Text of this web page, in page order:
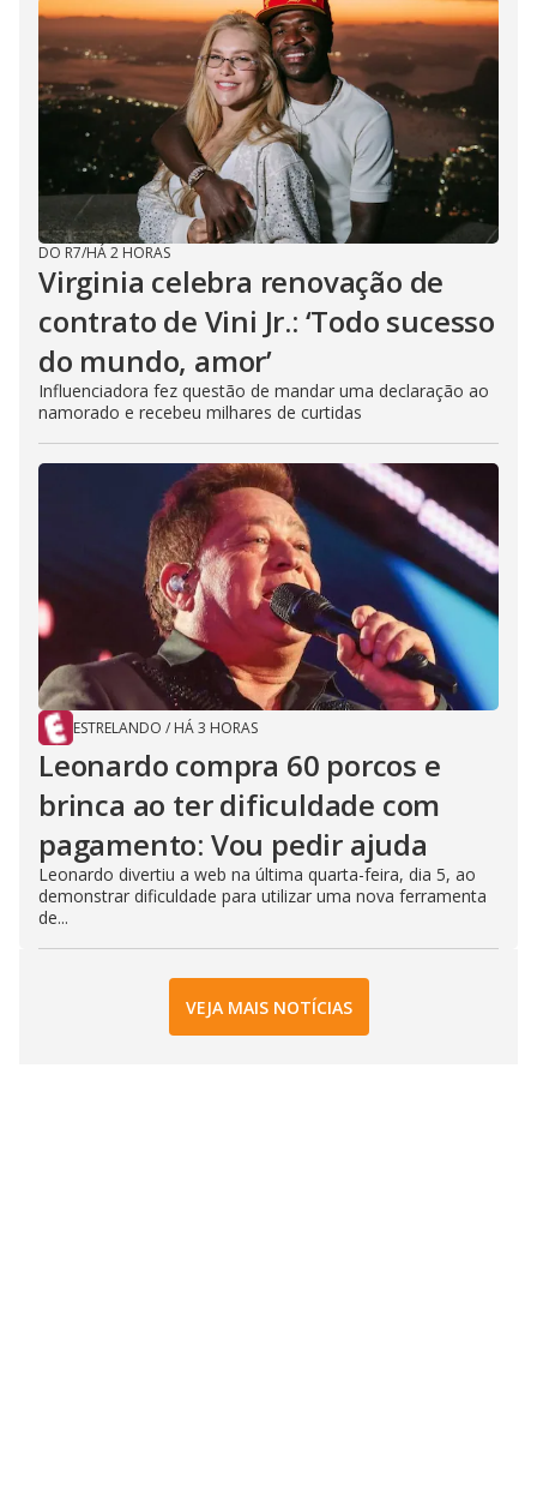
DO R7/HÁ 2 HORAS
Virginia celebra renovação de
contrato de Vini Jr.: ‘Todo sucesso
do mundo, amor’
Influenciadora fez questão de mandar uma declaração ao
namorado e recebeu milhares de curtidas
ESTRELANDO / HÁ 3 HORAS
Leonardo compra 60 porcos e
brinca ao ter dificuldade com
pagamento: Vou pedir ajuda
Leonardo divertiu a web na última quarta-feira, dia 5, ao
demonstrar dificuldade para utilizar uma nova ferramenta
de...
VEJA MAIS NOTÍCIAS